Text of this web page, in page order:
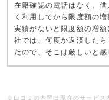
在籍確認の電話はなく、
く利用してから限度額の
実績がないと限度額の増
社では、何度か返済した
たので、そこは厳しいと感
※口コミの内容は現在のサービス